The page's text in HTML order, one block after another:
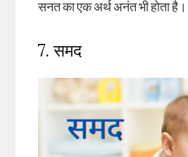
सनत का एक अर्थ अनंत भी होता है।
7. समद